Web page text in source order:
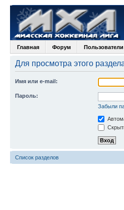
Главная Форум Пользователи
Для просмотра этого
Имя или e-mail:
Пароль:
Забыли
Список разделов